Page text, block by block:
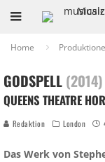
Home
GODSPELL (2014)
QUEENS THEATRE
Redaktion London
Das Werk von